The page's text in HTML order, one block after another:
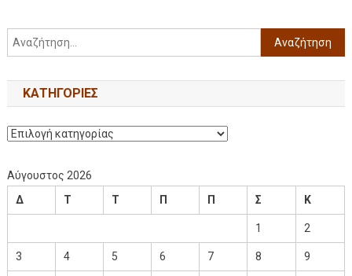
KΑΤΗΓΟΡΊΕΣ
Αύγουστος 2026
Δ
Τ Τ Π Π Σ Κ
1 2
3 4 5 6 7 8 9